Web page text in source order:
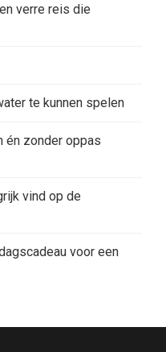
verre reis die
te kunnen spelen
én zonder oppas
vind op de
voor een